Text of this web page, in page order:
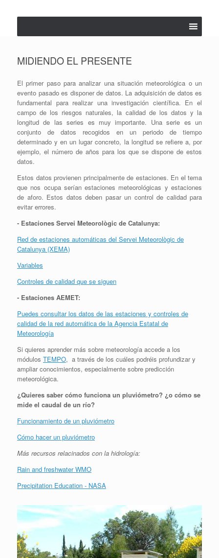
MIDIENDO EL PRESENTE
El primer paso para analizar una situación meteorológica o un
evento pasado es disponer de datos. La adquisición de datos es
fundamental para realizar una investigación científica. En el
campo de los riesgos naturales, la calidad de los datos y la
longitud de las series es muy importante. Una serie es un
conjunto de datos recogidos en un periodo de tiempo
determinado y en un lugar concreto, la longitud se refiere a, por
ejemplo, el número de años para los que se dispone de estos
datos.
Estos datos provienen principalmente de estaciones. En el tema
que nos ocupa serían estaciones meteorológicas y estaciones
de aforo. Estos datos deben pasar un control de calidad para
evitar errores.
- Estaciones Servei Meteorològic de Catalunya:
Red de estaciones automáticas del Servei Meteorològic de
Catalunya (XEMA)
Variables
Controles de calidad que se siguen
- Estaciones AEMET:
Puedes consultar los datos de las estaciones y controles de
calidad de la red automática de la Agencia Estatal de
Meteorología
Si quieres aprender más sobre meteorología accede a los
módulos TEMPO, a través de los cuáles podréis profundizar y
ampliar conocimientos, especialmente sobre predicción
meteorológica.
¿Quieres saber cómo funciona un pluviómetro? ¿o cómo se
mide el caudal de un río?
Funcionamiento de un pluviómetro
Cómo hacer un pluviómetro
Más recursos relacinados con la hidrología:
Rain and freshwater WMO
Precipitation Education - NASA